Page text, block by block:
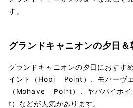
す。
グランドキャニオンの夕日＆
グランドキャニオンの夕日におすす
イント（Hopi Point）、モハーヴェ
（Mohave Point）、ヤバパイポ
t）などが人気があります。